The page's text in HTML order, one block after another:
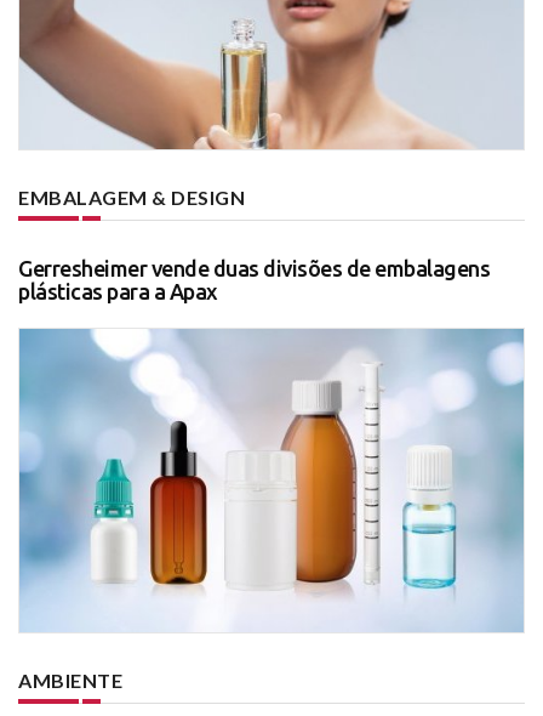
EMBALAGEM & DESIGN
Gerresheimer vende duas divisões de embalagens
plásticas para a Apax
AMBIENTE